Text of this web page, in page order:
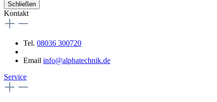
Schließen
Kontakt
Tel. 08036 300720
Email info@alphatechnik.de
Service